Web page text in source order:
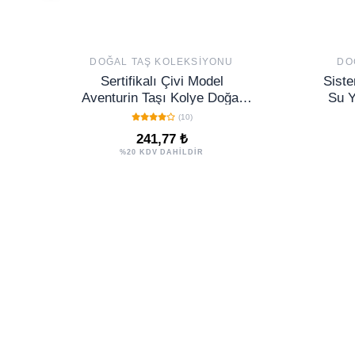
DOĞAL TAŞ KOLEKSIYONU
Sertifikalı Çivi Model
Aventurin Taşı Kolye Doğal
Açık Yeşil Renk
(10)
241,77 ₺
%20 KDV DAHİLDİR
Su